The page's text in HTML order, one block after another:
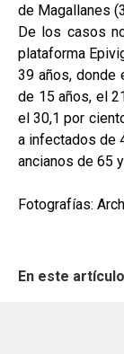
de Magallanes
De los casos
plataforma
39 años, donde
de 15 años, el
el 30,1 por
a infectados de
ancianos de 65
Fotografías:
En este artículo